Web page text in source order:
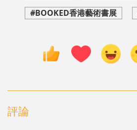
#BOOKED香港藝術書展
評論